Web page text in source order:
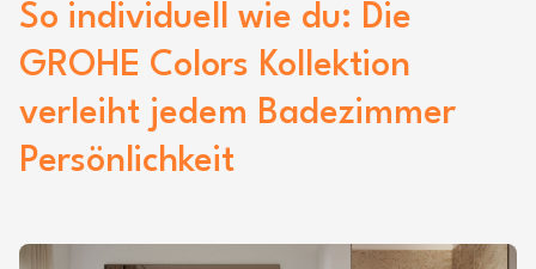
So individuell wie du: Die
GROHE Colors Kollektion
verleiht jedem Badezimmer
Persönlichkeit